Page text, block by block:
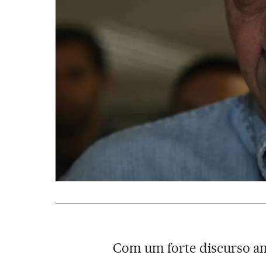
Com um forte discurso